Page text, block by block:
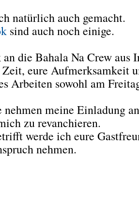
natürlich auch gemacht.
sind auch noch einige.
die Bahala Na Crew aus
eure Aufmerksamkeit
Arbeiten sowohl am
nehmen meine Einladung
zu revanchieren.
werde ich eure
nehmen.